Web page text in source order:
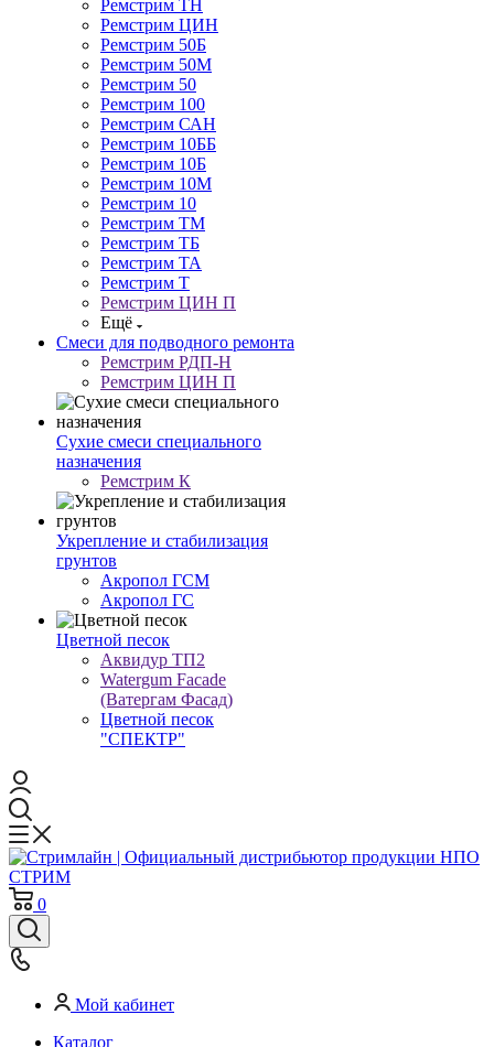
Ремстрим ТН
Ремстрим ЦИН
Ремстрим 50Б
Ремстрим 50М
Ремстрим 50
Ремстрим 100
Ремстрим САН
Ремстрим 10ББ
Ремстрим 10Б
Ремстрим 10M
Ремстрим 10
Ремстрим ТМ
Ремстрим ТБ
Ремстрим ТА
Ремстрим Т
Ремстрим ЦИН П
Ещё
Смеси для подводного ремонта
Ремстрим РДП-Н
Ремстрим ЦИН П
Сухие смеси специального
назначения
Ремстрим К
Укрепление и стабилизация
грунтов
Акропол ГСМ
Акропол ГС
Цветной песок
Аквидур ТП2
Watergum Facade
(Ватергам Фасад)
Цветной песок
"СПЕКТР"
0
Мой кабинет
Каталог